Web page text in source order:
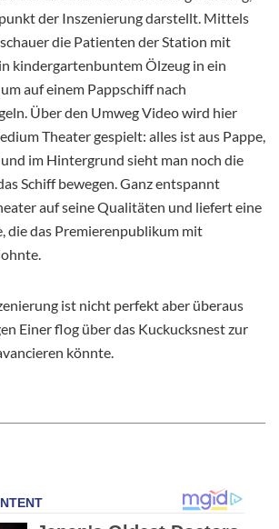
der Inszenierung darstellt. Mittels
die Patienten der Station mit
kindergartenbuntem Ölzeug in ein
auf einem Pappschiff nach
Über den Umweg Video wird hier
Theater gespielt: alles ist aus Pappe,
im Hintergrund sieht man noch die
Schiff bewegen. Ganz entspannt
auf seine Qualitäten und liefert eine
die das Premierenpublikum mit
ist nicht perfekt aber überaus
Einer flog über das Kuckucksnest zur
könnte.